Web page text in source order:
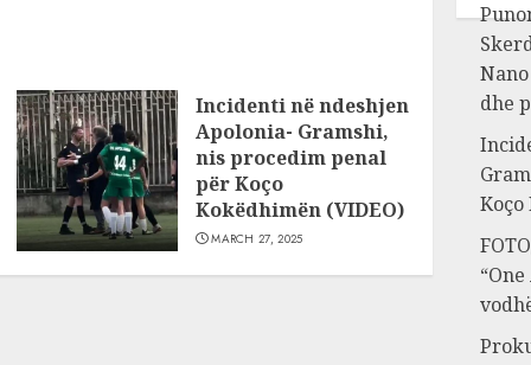
Incidenti në ndeshjen
Apolonia- Gramshi,
nis procedim penal
për Koço
Kokëdhimën (VIDEO)
MARCH 27, 2025
dhe
Koço